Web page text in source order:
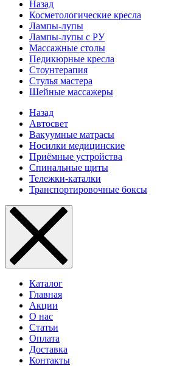
Назад
Косметологические кресла
Лампы-лупы
Лампы-лупы с РУ
Массажные столы
Педикюрные кресла
Стоунтерапия
Стулья мастера
Шейные массажеры
Назад
Автосвет
Вакуумные матрасы
Носилки медицинские
Приёмные устройства
Спинальные щиты
Тележки-каталки
Транспортировочные боксы
Каталог
Главная
Акции
О нас
Статьи
Оплата
Доставка
Контакты